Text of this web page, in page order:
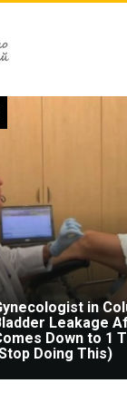
in
Leakage
Down to 1
Doing This)